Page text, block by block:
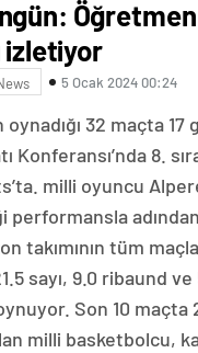
Öğretmen
izletiyor
5 Ocak 2024 00:24
oynadığı 32 maçta 17
Konferansı’nda 8.
milli oyuncu
takımının tüm
sayı, 9.0 ribaund
Son 10 maçta
milli basketbolcu,